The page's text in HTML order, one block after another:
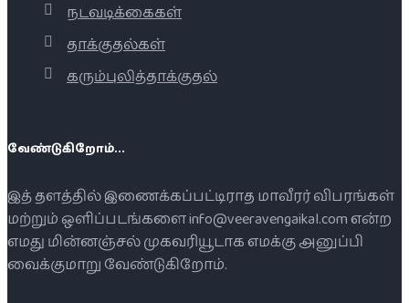
நடவடிக்கைகள்
தாக்குதல்கள்
கரும்புலித்தாக்குதல்
வேண்டுகிறோம்...
இத் தளத்தில் இணைக்கப்பட்டிராத மாவீரர் விபரங்கள்
மற்றும் ஒளிப்படங்களை info@veeravengaikal.com என்ற
எமது மின்னஞ்சல் முகவரியூடாக எமக்கு அனுப்பி
வைக்குமாறு வேண்டுகிறோம்.